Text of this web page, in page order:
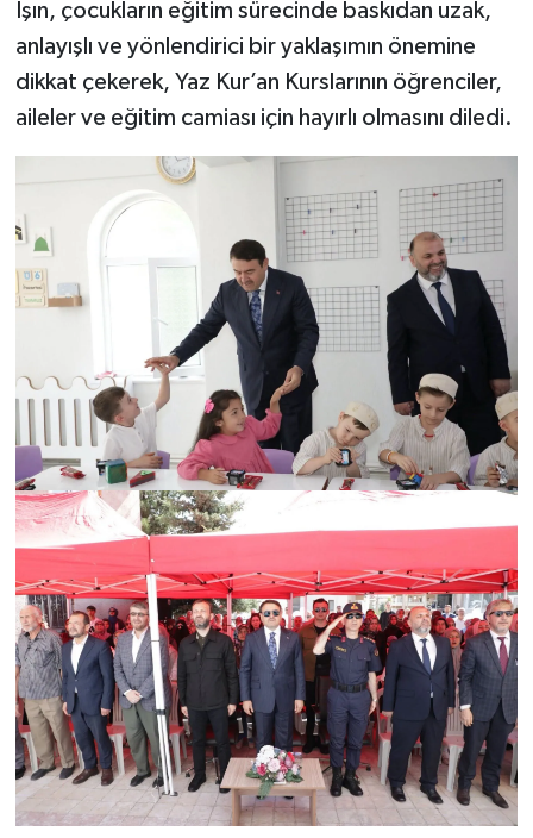
Işın, çocukların eğitim sürecinde baskıdan uzak,
anlayışlı ve yönlendirici bir yaklaşımın önemine
dikkat çekerek, Yaz Kur’an Kurslarının öğrenciler,
aileler ve eğitim camiası için hayırlı olmasını diledi.